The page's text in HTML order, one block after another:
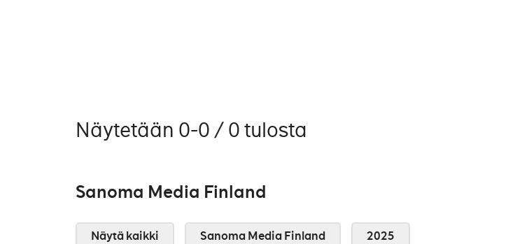
Näytetään 0-0 / 0 tulosta
Sanoma Media Finland
Näytä kaikki Sanoma Media Finland 2025